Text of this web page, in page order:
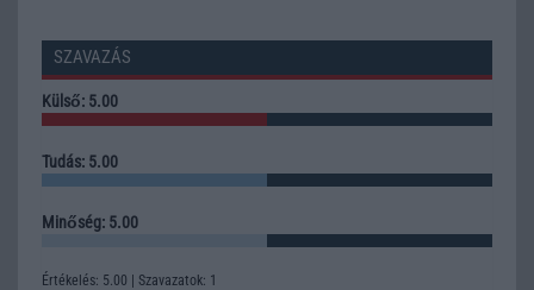
SZAVAZÁS
Külső: 5.00
Tudás: 5.00
Minőség: 5.00
Értékelés: 5.00 | Szavazatok: 1